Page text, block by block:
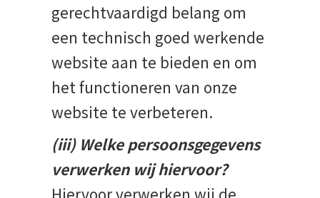
gerechtvaardigd belang om
een technisch goed werkende
website aan te bieden en om
het functioneren van onze
website te verbeteren.
(iii) Welke persoonsgegevens
verwerken wij hiervoor?